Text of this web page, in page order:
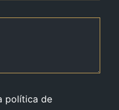
política de